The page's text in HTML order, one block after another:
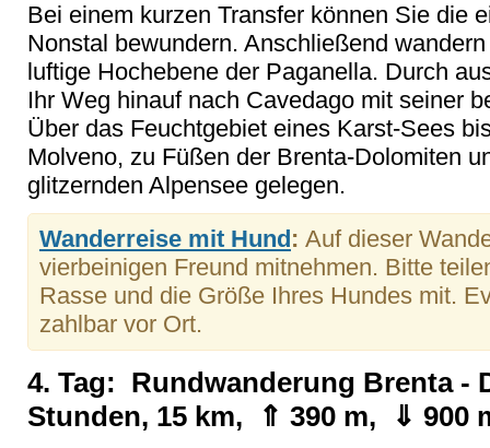
Bei einem kurzen Transfer können Sie die
Nonstal bewundern. Anschließend
luftige Hochebene der Paganella. Durch
Ihr Weg hinauf nach Cavedago mit seiner
Über das Feuchtgebiet eines Karst-Sees
Molveno, zu Füßen der Brenta-Dolomiten
glitzernden Alpensee gelegen.
Wanderreise mit Hund: Auf dieser
vierbeinigen Freund mitnehmen. Bitte
Rasse und die Größe Ihres Hundes mit.
zahlbar vor Ort.
4. Tag: Rundwanderung Brenta -
Stunden, 15 km, ⇑ 390 m, ⇓ 900